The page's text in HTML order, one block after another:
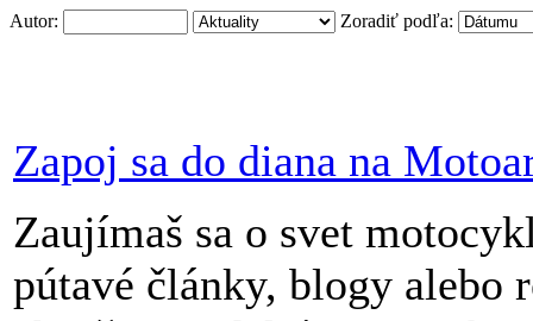
Autor: Zoradiť podľa:
Zapoj sa do diana na
Zaujímaš sa o svet
pútavé články, blogy alebo